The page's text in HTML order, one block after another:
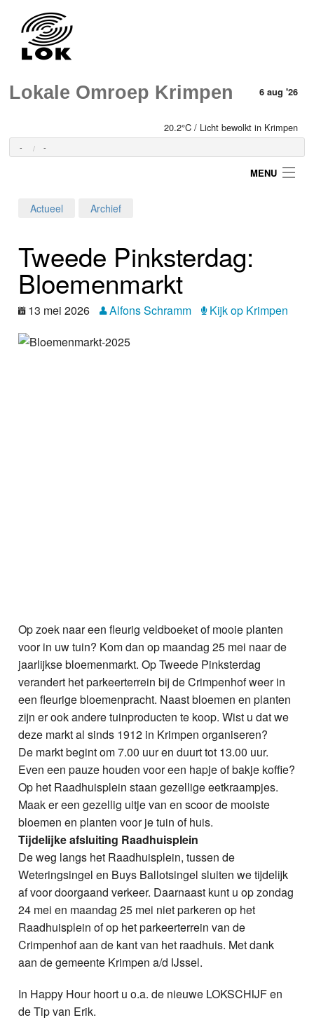
Lokale Omroep Krimpen 6 aug '26
20.2°C / Licht bewolkt in Krimpen
- -
MENU
Home
Programma's
Actueel Archief
Tweede Pinksterdag:
Bloemenmarkt
13 mei 2026 Alfons Schramm Kijk op Krimpen
Op zoek naar een fleurig veldboeket of mooie planten
voor in uw tuin? Kom dan op maandag 25 mei naar de
jaarlijkse bloemenmarkt. Op Tweede Pinksterdag
verandert het parkeerterrein bij de Crimpenhof weer in
een fleurige bloemenpracht. Naast bloemen en planten
zijn er ook andere tuinproducten te koop. Wist u dat we
deze markt al sinds 1912 in Krimpen organiseren?
De markt begint om 7.00 uur en duurt tot 13.00 uur.
Even een pauze houden voor een hapje of bakje koffie?
Op het Raadhuisplein staan gezellige eetkraampjes.
Maak er een gezellig uitje van en scoor de mooiste
bloemen en planten voor je tuin of huis.
Tijdelijke afsluiting Raadhuisplein
De weg langs het Raadhuisplein, tussen de
Weteringsingel en Buys Ballotsingel sluiten we tijdelijk
af voor doorgaand verkeer. Daarnaast kunt u op zondag
24 mei en maandag 25 mei niet parkeren op het
Raadhuisplein of op het parkeerterrein van de
Crimpenhof aan de kant van het raadhuis. Met dank
aan de gemeente Krimpen a/d IJssel.
In Happy Hour hoort u o.a. de nieuwe LOKSCHIJF en
de Tip van Erik.